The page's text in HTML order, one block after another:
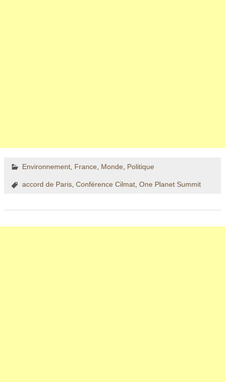
Environnement, France Monde Politique
accord de Paris, Conférence Cilmat, One Planet Summit